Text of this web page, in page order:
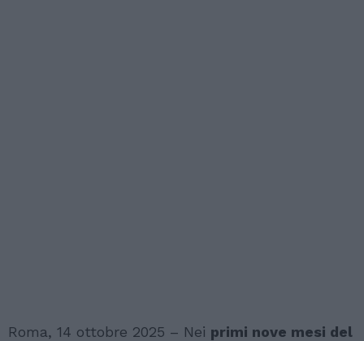
Roma, 14 ottobre 2025 – Nei primi nove mesi del